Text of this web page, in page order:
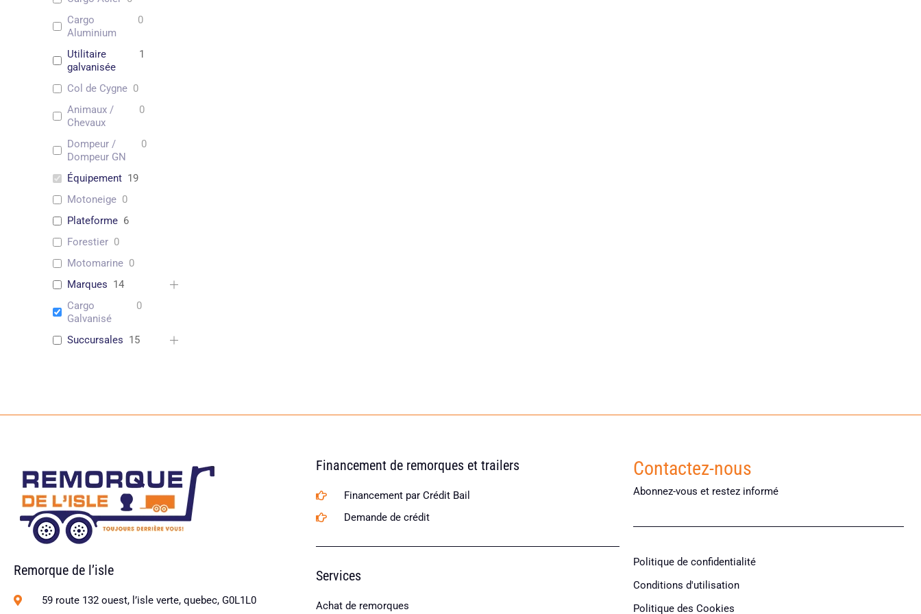
Cargo
Aluminium
0
Utilitaire
galvanisée
1
Col de Cygne 0
Animaux /
Chevaux
0
Dompeur /
Dompeur GN
0
Équipement 19
Motoneige 0
Plateforme 6
Forestier 0
Motomarine 0
Marques 14
Cargo
Galvanisé
0
Succursales 15
Remorque de l’isle
59 route 132 ouest, l’isle verte, quebec, G0L1L0
Financement de remorques et trailers
Financement par Crédit Bail
Demande de crédit
Services
Achat de remorques
Contactez-nous
Abonnez-vous et restez informé
Politique de confidentialité
Conditions d'utilisation
Politique des Cookies